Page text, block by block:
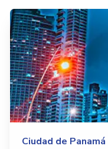
Ciudad de Panamá